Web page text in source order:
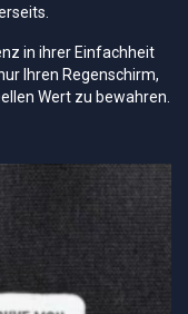
in ihrer Einfachheit
Ihren Regenschirm,
Wert zu bewahren.